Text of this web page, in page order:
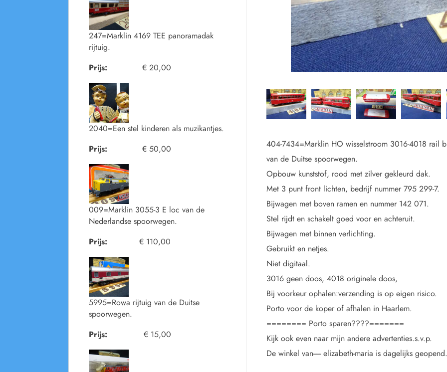
404-7434=Marklin HO wisselstroom 3016-4018 rail
van de Duitse spoorwegen.
Opbouw kunststof, rood met zilver gekleurd dak.
Met 3 punt front lichten, bedrijf nummer 795
Bijwagen met boven ramen en nummer 142 071.
Stel rijdt en schakelt goed voor en achteruit.
Bijwagen met binnen verlichting.
Gebruikt en netjes.
Niet digitaal.
3016 geen doos, 4018 originele doos,
Bij voorkeur ophalen:verzending is op eigen risico.
Porto voor de koper of afhalen in Haarlem.
======== Porto sparen????=======
Kijk ook even naar mijn andere advertenties.s.v.p.
De winkel van----- elizabeth-maria is dagelijks geopend.
247=Marklin 4169 TEE panoramadak
rijtuig.
Prijs:
€ 20,00
2040=Een stel kinderen als muzikantjes.
Prijs:
€ 50,00
009=Marklin 3055-3 E loc van de
Nederlandse spoorwegen.
Prijs:
€ 110,00
5995=Rowa rijtuig van de Duitse
spoorwegen.
Prijs:
€ 15,00